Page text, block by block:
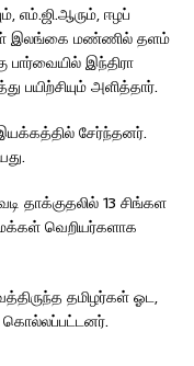
எம்.ஜி.ஆரும், ஈழப்
இலங்கை மண்ணில் தளம்
இந்திரா
பயிற்சியும் அளித்தார்.
சேர்ந்தனர்.
தாக்குதலில் 13 சிங்கள
வெறியர்களாக
தமிழர்கள் ஓட,
கொல்லப்பட்டனர்.